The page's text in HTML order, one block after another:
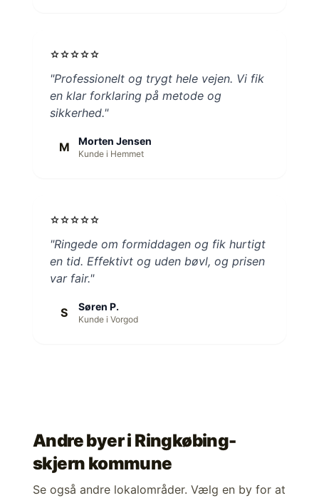
starstarstarstarstar
"Professionelt og trygt hele vejen. Vi fik
en klar forklaring på metode og
sikkerhed."
M Morten Jensen
Kunde i Hemmet
starstarstarstarstar
"Ringede om formiddagen og fik hurtigt
en tid. Effektivt og uden bøvl, og prisen
var fair."
S Søren P.
Kunde i Vorgod
Andre byer i Ringkøbing-
skjern kommune
Se også andre lokalområder. Vælg en by for at